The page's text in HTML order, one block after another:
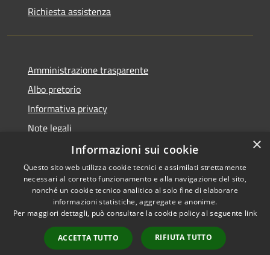
Richiesta assistenza
Amministrazione trasparente
Albo pretorio
Informativa privacy
Note legali
Dichiarazione di accessibilità
RSS
Accessibilità
Copyright © 2026 • Comune di
Portogruaro • Powered by
Municipium•
Accesso
redazione
×
Informazioni sui cookie
Questo sito web utilizza cookie tecnici e assimilati strettamente
necessari al corretto funzionamento e alla navigazione del sito,
nonché un cookie tecnico analitico al solo fine di elaborare
informazioni statistiche, aggregate e anonime.
Per maggiori dettagli, può consultare la cookie policy al seguente link
ACCETTA TUTTO RIFIUTA TUTTO